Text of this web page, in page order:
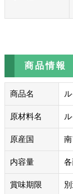
商品情報
商品名
原材料名
原産国
内容量
賞味期限